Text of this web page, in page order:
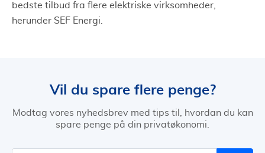
bedste tilbud fra flere elektriske virksomheder,
herunder SEF Energi.
Vil du spare flere penge?
Modtag vores nyhedsbrev med tips til, hvordan du kan
spare penge på din privatøkonomi.